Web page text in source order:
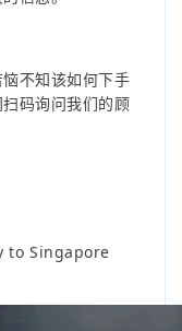
不知该如何下手
码询问我们的顾
to Singapore